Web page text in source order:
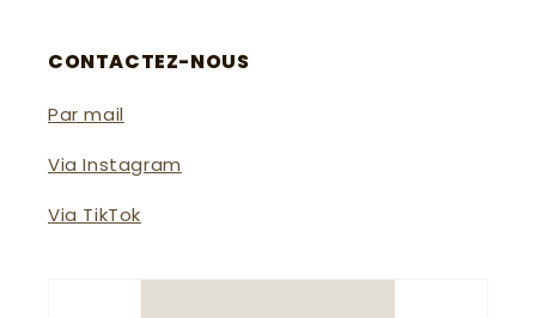
CONTACTEZ-NOUS
Par mail
Via Instagram
Via TikTok